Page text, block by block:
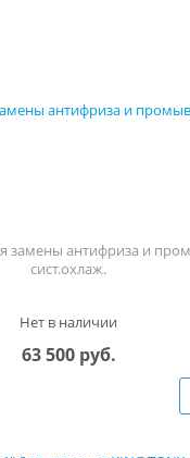
замены антифриза и
сист.охлаж.
Нет в наличии
63 500 руб.